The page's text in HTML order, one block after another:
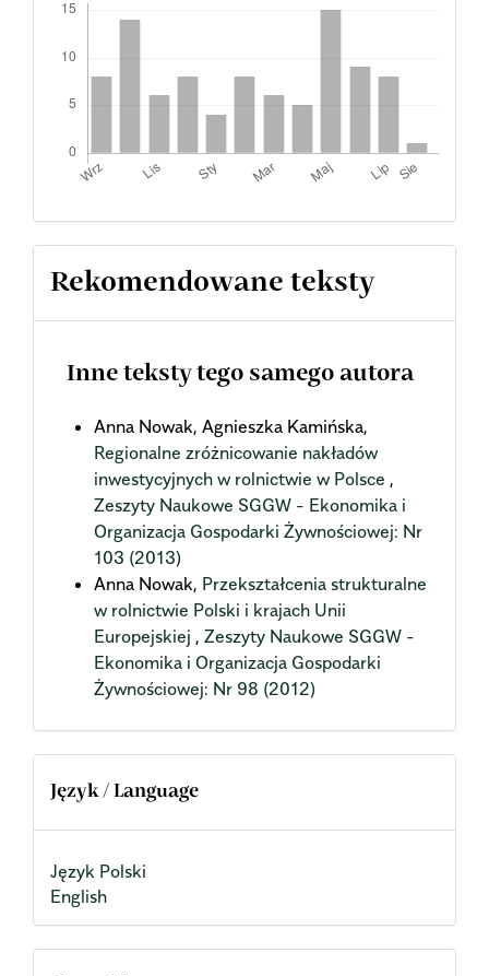
Rekomendowane teksty
Inne teksty tego samego autora
Anna Nowak, Agnieszka Kamińska,
Regionalne zróżnicowanie nakładów
inwestycyjnych w rolnictwie w Polsce ,
Zeszyty Naukowe SGGW - Ekonomika i
Organizacja Gospodarki Żywnościowej: Nr
103 (2013)
Anna Nowak, Przekształcenia strukturalne
w rolnictwie Polski i krajach Unii
Europejskiej , Zeszyty Naukowe SGGW -
Ekonomika i Organizacja Gospodarki
Żywnościowej: Nr 98 (2012)
Język / Language
Język Polski
English